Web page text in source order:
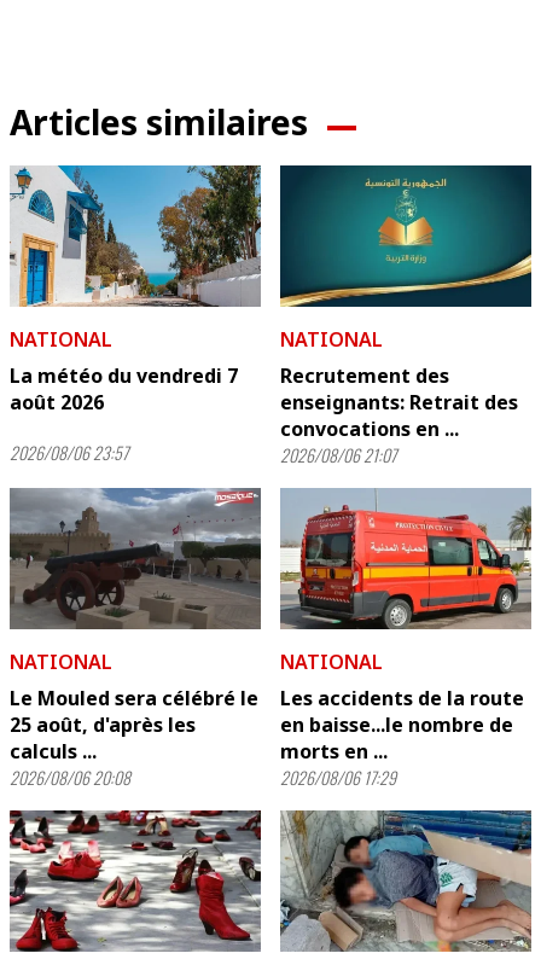
Articles similaires
NATIONAL
La météo du vendredi 7
août 2026
2026/08/06 23:57
NATIONAL
Recrutement des
enseignants: Retrait des
convocations en ...
2026/08/06 21:07
NATIONAL
Le Mouled sera célébré le
25 août, d'après les
calculs ...
2026/08/06 20:08
NATIONAL
Les accidents de la route
en baisse...le nombre de
morts en ...
2026/08/06 17:29